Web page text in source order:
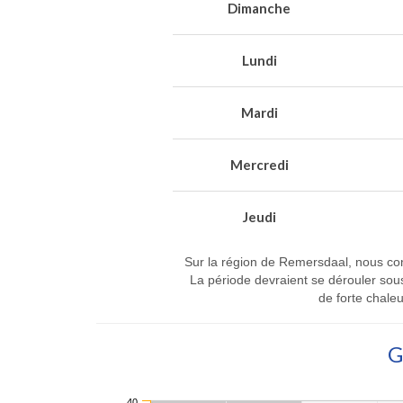
Dimanche
Lundi
Mardi
Mercredi
Jeudi
Sur la région de Remersdaal, nous
La période devraient se dérouler
de forte